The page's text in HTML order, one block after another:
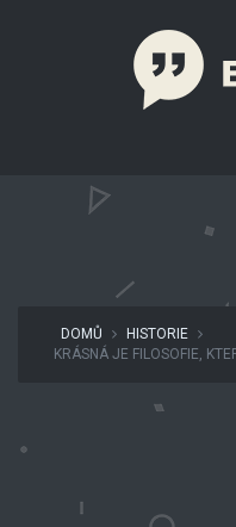
DOMŮ
HISTORIE
KRÁSNÁ JE FILOSOFIE,